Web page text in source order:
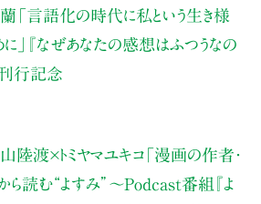
「言語化の時代に私という生き様
」
『なぜあなたの感想はふつうなの
刊行記念
渡×トミヤマユキコ「漫画の作者・
ら読む“よすみ” 〜Podcast番組『よ